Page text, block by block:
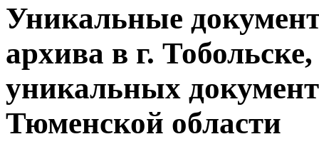
Уникальные
архива в г.
уникальных
Тюменской области